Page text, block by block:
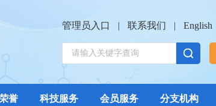
管理员入口 | 联系我们 | English
誉 科技服务 会员服务 分支机构